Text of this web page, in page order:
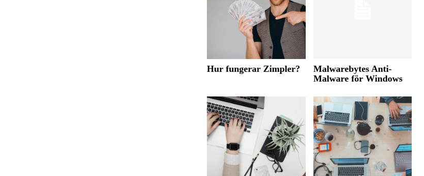
Hur fungerar Zimpler?
Malwarebytes Anti-
Malware för Windows